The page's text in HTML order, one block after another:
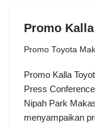
Promo
Promo Toyota
Promo Kalla
Press
Nipah Park
menyampaikan